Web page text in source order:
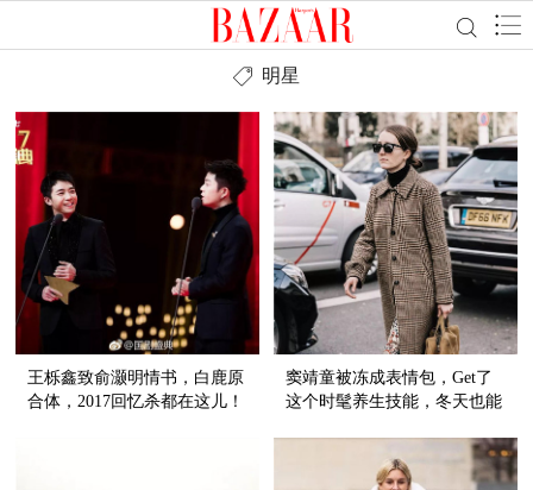
明星
王栎鑫致俞灏明情书，白鹿原
合体，2017回忆杀都在这儿！
窦靖童被冻成表情包，Get了
这个时髦养生技能，冬天也能